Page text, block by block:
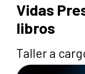
Vidas
libros
Taller a